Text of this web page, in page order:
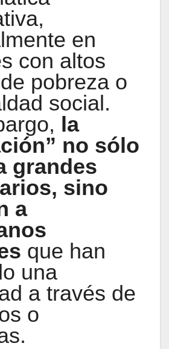
en
con altos
pobreza o
social.
la
no sólo
grandes
sino
a
que han
una
a través de
o